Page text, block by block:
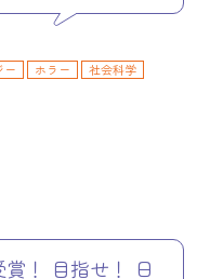
ー ホラー 社会科学
賞！ 目指せ！ 日